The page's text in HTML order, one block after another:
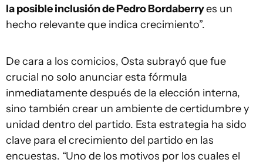
la posible inclusión de Pedro Bordaberryes un
hecho relevante que indica crecimiento”.
De cara a los comicios, Osta subrayó que fue
crucial no solo anunciar esta fórmula
inmediatamente después de la elección interna,
sino también crear un ambiente de certidumbre y
unidad dentro del partido. Esta estrategia ha sido
clave para el crecimiento del partido en las
encuestas. “Uno de los motivos por los cuales el